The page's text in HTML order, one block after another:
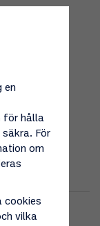
en
för hålla
För
om
cookies
vilka